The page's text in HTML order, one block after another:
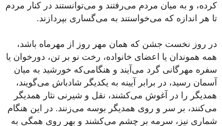
کرده، و به میان مردم می‌رفتند و می‌توانستند در کنار مردم
تا هر اندازه که می‌خواستند به می‌گساری بپردازند.
در روز نخست جشن که همان مهر روز از مهرماه باشد،
همه‌ هموندان یا اعضای خانواده، رخت نو بر تن، دورخوان یا
سفره مهرگانی گرد می‌آیند و هنگامی‌که خورشید به میان
آسمان رسید، در برابر آیینه به یکدیگر شادباش می‌گویند،
همدیگر را در آغوش می‌کشند، نقل و شیرنی نثار همدیگر
می‌کنند، بر سر و روی همدیگر بوسه می‌زنند. در این هنگام
شماری نیز، سرمه بر چشم می‌کشند و بهر روی همگی به